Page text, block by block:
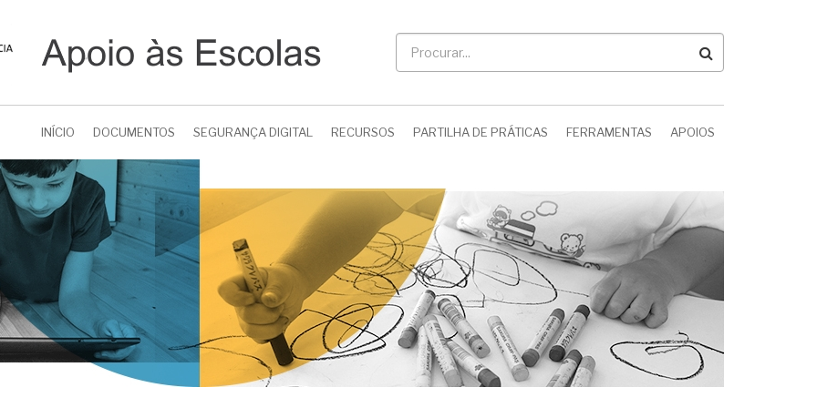
INÍCIO DOCUMENTOS SEGURANÇA DIGITAL RECURSOS PARTILHA DE PRÁTICAS FERRAMENTAS APOIOS